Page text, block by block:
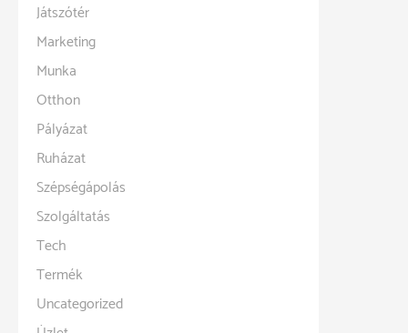
Játszótér
Marketing
Munka
Otthon
Pályázat
Ruházat
Szépségápolás
Szolgáltatás
Tech
Termék
Uncategorized